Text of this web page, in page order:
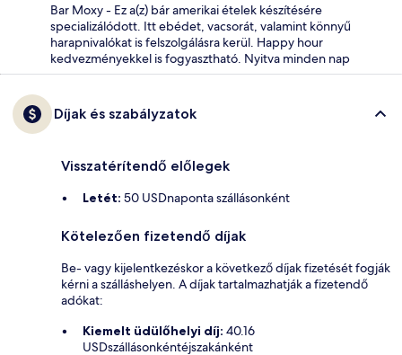
Bar Moxy - Ez a(z) bár amerikai ételek készítésére
specializálódott. Itt ebédet, vacsorát, valamint könnyű
harapnivalókat is felszolgálásra kerül. Happy hour
kedvezményekkel is fogyasztható. Nyitva minden nap
Díjak és szabályzatok
Visszatérítendő előlegek
Letét: 50 USDnaponta szállásonként
Kötelezően fizetendő díjak
Be- vagy kijelentkezéskor a következő díjak fizetését fogják
kérni a szálláshelyen. A díjak tartalmazhatják a fizetendő
adókat:
Kiemelt üdülőhelyi díj: 40.16
USDszállásonkéntéjszakánként